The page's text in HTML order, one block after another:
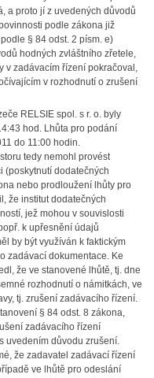
a proto jí z uvedených důvodů
podle zákona již
§ 84 odst. 2 písm. e)
hodných zvláštního zřetele,
v zadávacím řízení pokračoval,
v rozhodnutí o zrušení
RELSIE spol. s r. o. byly
hod. Lhůta pro podání
do 11:00 hodin.
tedy nemohl provést
(poskytnutí dodatečných
nebo prodloužení lhůty pro
že institut dodatečných
jež mohou v souvislosti
k upřesnění údajů
by být využíván k faktickým
zadávací dokumentace. Ke
že ve stanovené lhůtě, tj. dne
rozhodnutí o námitkách, ve
tj. zrušení zadávacího řízení.
§ 84 odst. 8 zákona,
zadávacího řízení
uvedením důvodu zrušení.
že zadavatel zadávací řízení
ve lhůtě pro odeslání